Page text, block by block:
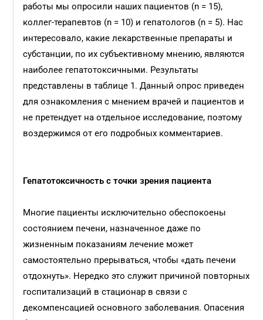
работы мы опросили наших пациентов (n = 15),
коллег-терапевтов (n = 10) и гепатологов (n = 5). Нас
интересовало, какие лекарственные препараты и
субстанции, по их субъективному мнению, являются
наиболее гепатотоксичными. Результаты
представлены в таблице 1. Данный опрос приведен
для ознакомления с мнением врачей и пациентов и
не претендует на отдельное исследование, поэтому
воздержимся от его подробных комментариев.
Гепатотоксичность с точки зрения пациента
Многие пациенты исключительно обеспокоены
состоянием печени, назначенное даже по
жизненным показаниям лечение может
самостоятельно прерываться, чтобы «дать печени
отдохнуть». Нередко это служит причиной повторных
госпитализаций в стационар в связи с
декомпенсацией основного заболевания. Опасения